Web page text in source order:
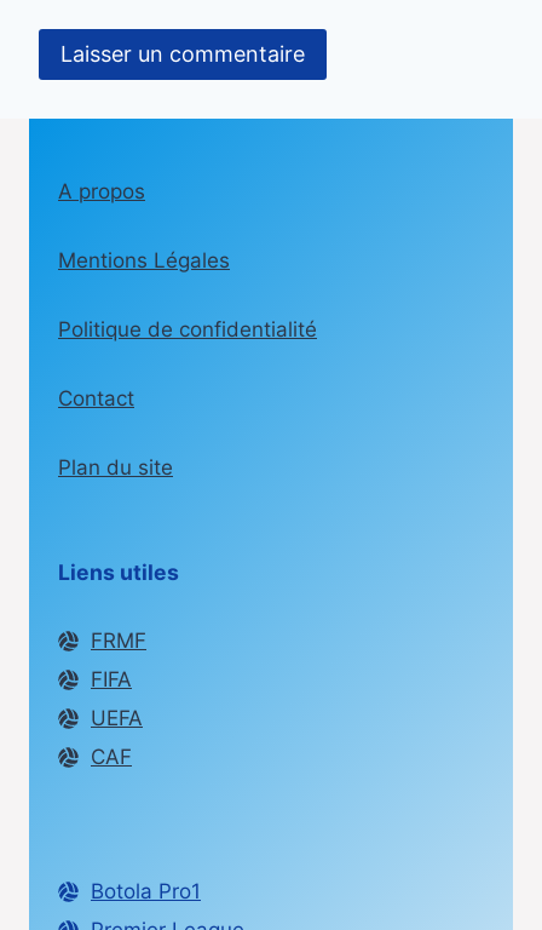
A propos
Mentions Légales
Politique de confidentialité
Contact
Plan du site
Liens utiles
FRMF
FIFA
UEFA
CAF
Botola Pro1